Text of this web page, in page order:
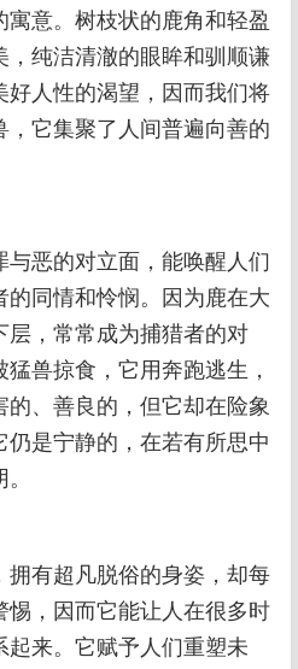
意。树枝状的鹿角和轻盈
，纯洁清澈的眼眸和驯顺谦
好人性的渴望，因而我们将
，它集聚了人间普遍向善的
与恶的对立面，能唤醒人们
同情和怜悯。因为鹿在大
层，常常成为捕猎者的对
兽掠食，它用奔跑逃生，
、善良的，但它却在险象
是宁静的，在若有所思中
拥有超凡脱俗的身姿，却每
惕，因而它能让人在很多时
来。它赋予人们重塑未